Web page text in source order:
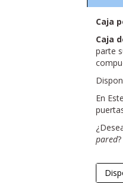
Caja
Caja
parte
En
pared